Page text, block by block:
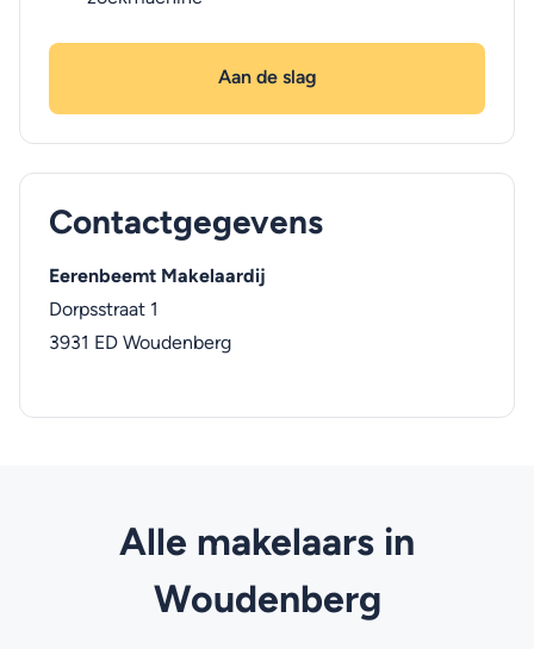
Aan de slag
Contactgegevens
Eerenbeemt Makelaardij
Dorpsstraat 1
3931 ED Woudenberg
Alle makelaars in
Woudenberg